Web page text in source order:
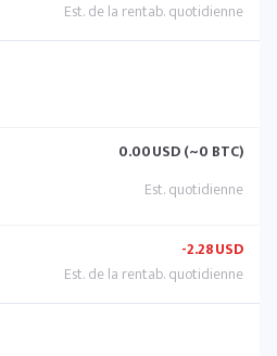
0.00USD (~0 BTC)
-2.28USD